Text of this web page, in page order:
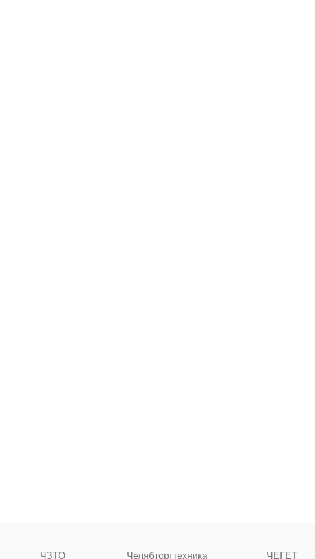
ЧЗТО Челябторгтехника ЧЕГЕТ